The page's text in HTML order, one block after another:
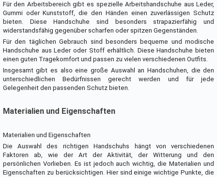
Für den Arbeitsbereich gibt es spezielle Arbeitshandschuhe aus Leder,
Gummi oder Kunststoff, die den Händen einen zuverlässigen Schutz
bieten. Diese Handschuhe sind besonders strapazierfähig und
widerstandsfähig gegenüber scharfen oder spitzen Gegenständen.
Für den täglichen Gebrauch sind besonders bequeme und modische
Handschuhe aus Leder oder Stoff erhältlich. Diese Handschuhe bieten
einen guten Tragekomfort und passen zu vielen verschiedenen Outfits.
Insgesamt gibt es also eine große Auswahl an Handschuhen, die den
unterschiedlichen Bedürfnissen gerecht werden und für jede
Gelegenheit den passenden Schutz bieten.
Materialien und Eigenschaften
Materialien und Eigenschaften
Die Auswahl des richtigen Handschuhs hängt von verschiedenen
Faktoren ab, wie der Art der Aktivität, der Witterung und den
persönlichen Vorlieben. Es ist jedoch auch wichtig, die Materialien und
Eigenschaften zu berücksichtigen. Hier sind einige wichtige Punkte, die